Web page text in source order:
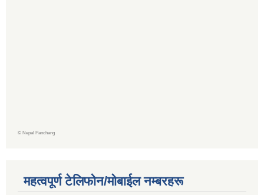
© Nepal Panchang
महत्वपूर्ण टेलिफोन/मोबाईल नम्बरहरू